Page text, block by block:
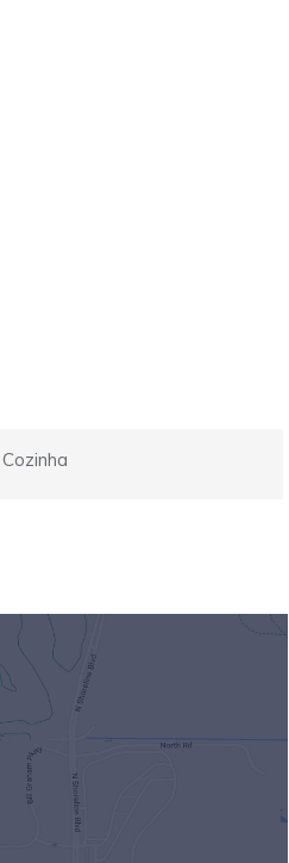
Cozinha